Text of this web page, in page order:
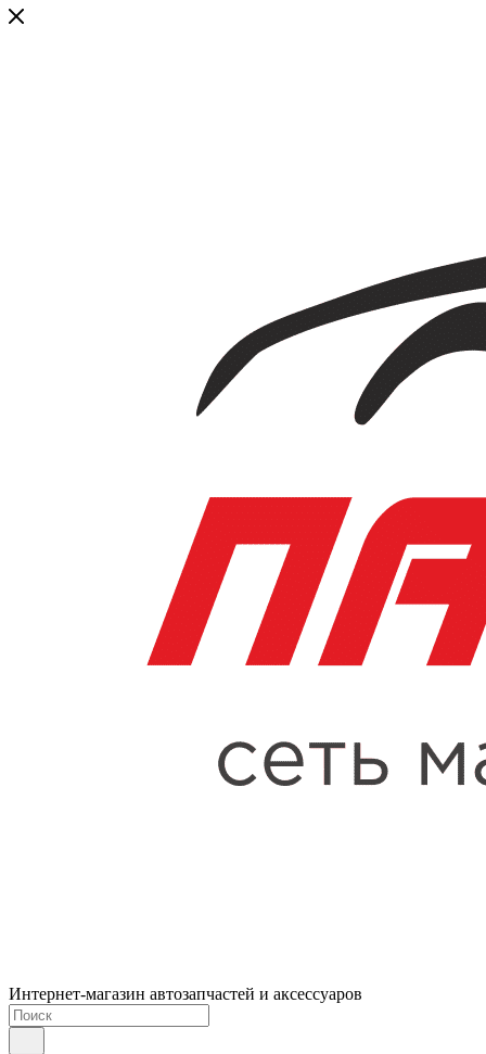
Интернет-магазин автозапчастей и аксессуаров